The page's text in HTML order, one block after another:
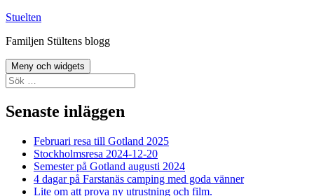
Hoppa
innehåll
Stuelten
Familjen Stültens blogg
Meny och widgets
Sök
efter:
Senaste inläggen
Februari resa till Gotland 2025
Stockholmsresa 2024-12-20
Semester på Gotland augusti 2024
4 dagar på Farstanäs camping med goda vänner
Lite om att prova ny utrustning och film.